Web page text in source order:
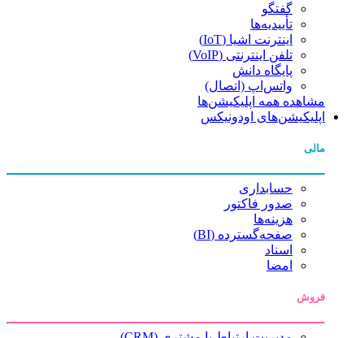
گفتگو
تأییدیه‌ها
اینترنت اشیا (IoT)
تلفن اینترنتی (VoIP)
پایگاه دانش
واتس‌اپ (اتصال)
مشاهده همه اپلیکیشن‌ها
اپلیکیشن‌های اودونیکس
مالی
حسابداری
صدور فاکتور
هزینه‌ها
صفحه‌گسترده (BI)
اسناد
امضا
فروش